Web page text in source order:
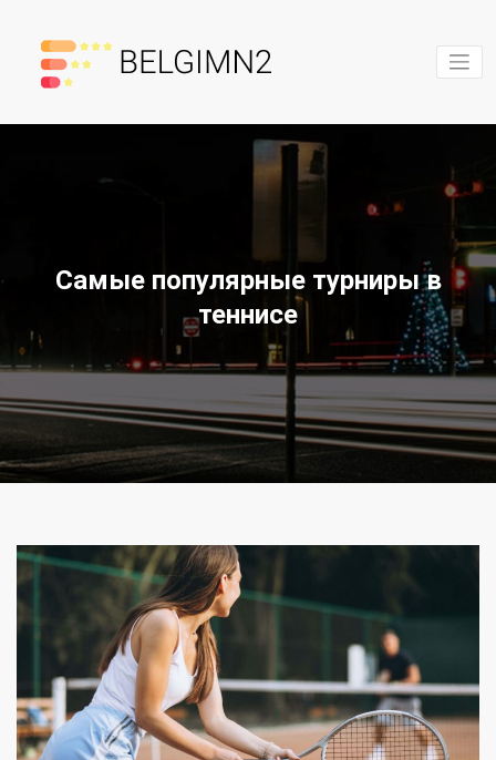
содержимому
Самые популярные турниры в
теннисе